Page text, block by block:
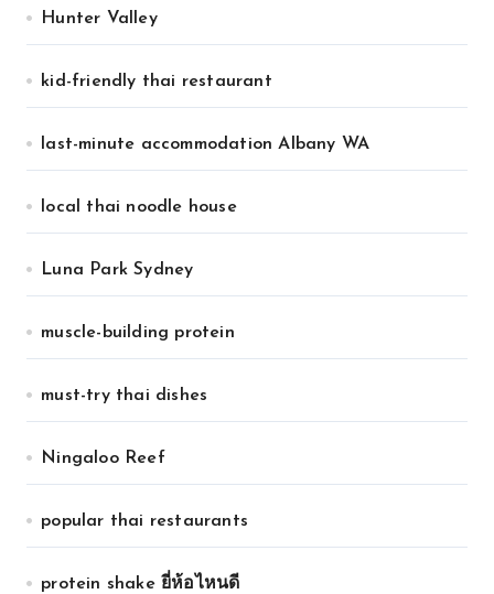
Hunter Valley
kid-friendly thai restaurant
last-minute accommodation Albany WA
local thai noodle house
Luna Park Sydney
muscle-building protein
must-try thai dishes
Ningaloo Reef
popular thai restaurants
protein shake ยี่ห้อไหนดี